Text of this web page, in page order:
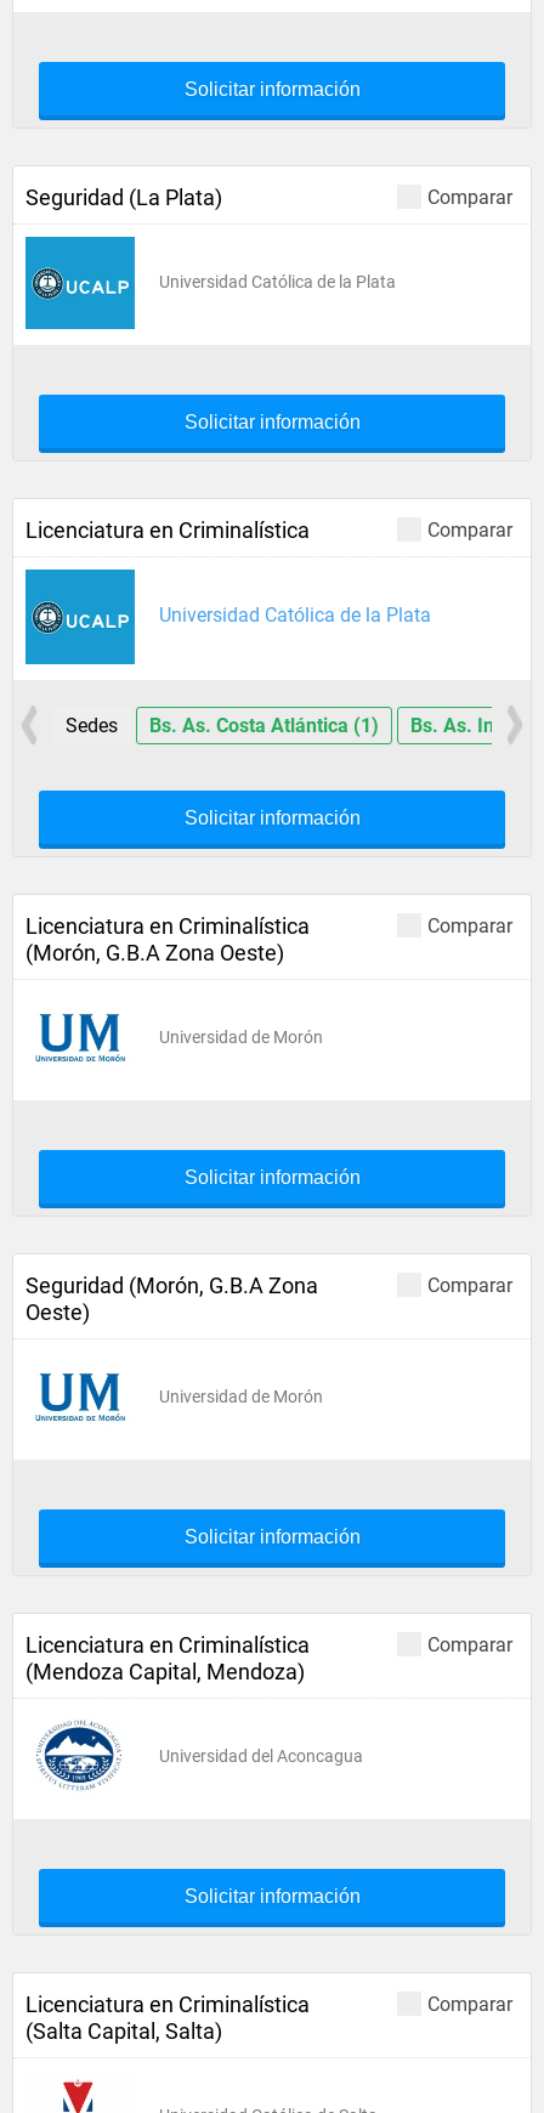
Solicitar información
Comparar
Seguridad (La Plata)
Universidad Católica de la Plata
Solicitar información
Comparar
Licenciatura en Criminalística
Universidad Católica de la Plata
Sedes Bs. As. Costa Atlántica (1) Bs. As.
Solicitar información
Comparar
Licenciatura en Criminalística
(Morón, G.B.A Zona Oeste)
Universidad de Morón
Solicitar información
Comparar
Seguridad (Morón, G.B.A Zona
Oeste)
Universidad de Morón
Solicitar información
Comparar
Licenciatura en Criminalística
(Mendoza Capital, Mendoza)
Universidad del Aconcagua
Solicitar información
Comparar
Licenciatura en Criminalística
(Salta Capital, Salta)